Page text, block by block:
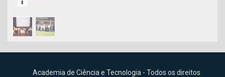
Academia de Ciência e Tecnologia - Todos os direitos